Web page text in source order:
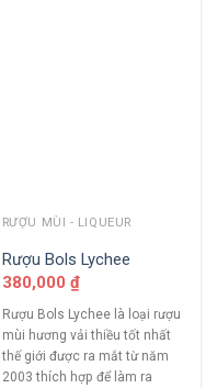
RƯỢU MÙI - LIQUEUR
Rượu Bols Lychee
380,000 ₫
Rượu Bols Lychee là loại rượu
mùi hương vải thiều tốt nhất
thế giới được ra mắt từ năm
2003 thích hợp để làm ra